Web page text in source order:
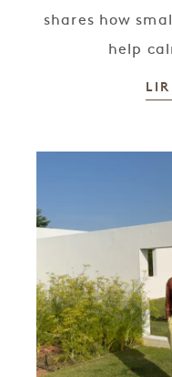
shares how
help